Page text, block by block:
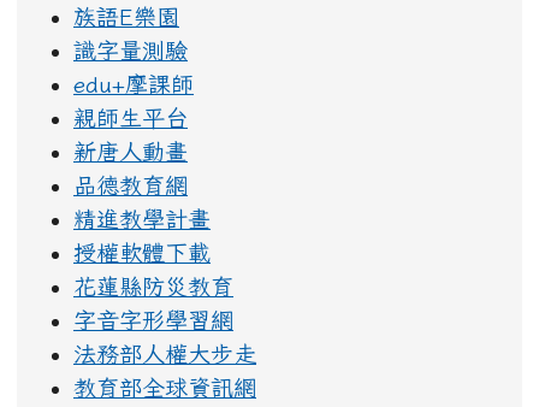
族語E樂園
識字量測驗
edu+摩課師
親師生平台
新唐人動畫
品德教育網
精進教學計畫
授權軟體下載
花蓮縣防災教育
字音字形學習網
法務部人權大步走
教育部全球資訊網